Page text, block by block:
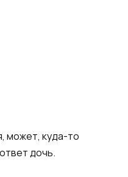
может, куда-то
дочь.